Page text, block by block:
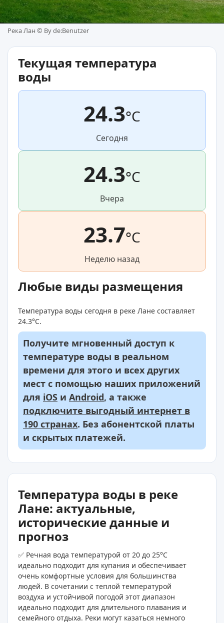
Река Лан © By de:Benutzer
Текущая температура
воды
24.3°C
Сегодня
24.3°C
Вчера
23.7°C
Неделю назад
Любые виды размещения
Температура воды сегодня в реке Лане составляет
24.3°C.
Получите мгновенный доступ к
температуре воды в реальном
времени для этого и всех других
мест с помощью наших приложений
для iOS и Android, а также
подключите выгодный интернет в
190 странах. Без абонентской платы
и скрытых платежей.
Температура воды в реке
Лане: актуальные,
исторические данные и
прогноз
✅ Речная вода температурой от 20 до 25°C
идеально подходит для купания и обеспечивает
очень комфортные условия для большинства
людей. В сочетании с теплой температурой
воздуха и устойчивой погодой этот диапазон
идеально подходит для длительного плавания и
семейного отдыха. Реки могут казаться немного